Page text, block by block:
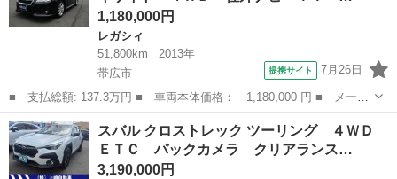
1,180,000円
レガシィ
51,800km
2013年
帯広市
提携サイト 7月26日
■ 支払総額: 137.3万円 ■ 車両本体価格： 1,180,000 円 ■ メーカ
ー名： スバル ■ 車種名： レガシィツーリングワゴン ■ グレー
ド名： ２．５ｉアイサイト ４ＷＤ 社外ナビ・ＴＶ・ＣＤ・ＤＶ
Ｄ Ｂカ...
北海道 帯広市 レガシィ
スバル クロストレック ツーリング ４ＷＤ
ＥＴＣ バックカメラ クリアランス…
3,190,000円